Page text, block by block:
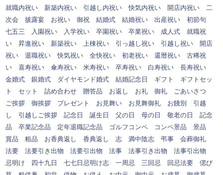
就職内祝い 新築内祝い 引越し内祝い 快気内祝い 開店内祝い 二
次会 披露宴 お祝い 御祝 結婚式 結婚祝い 出産祝い 初節句
七五三 入園祝い 入学祝い 卒園祝い 卒業祝い 成人式 就職祝
い 昇進祝い 新築祝い 上棟祝い 引っ越し祝い 引越し祝い 開店
祝い 退職祝い 快気祝い 全快祝い 初老祝い 還暦祝い 古稀祝
い 喜寿祝い 傘寿祝い 米寿祝い 卒寿祝い 白寿祝い 長寿祝い
金婚式 銀婚式 ダイヤモンド婚式 結婚記念日 ギフト ギフトセッ
ト セット 詰め合わせ 贈答品 お返し お礼 御礼 ごあいさつ
ご挨拶 御挨拶 プレゼント お見舞い お見舞御礼 お餞別 引越
し 引越しご挨拶 記念日 誕生日 父の日 母の日 敬老の日 記念
品 卒業記念品 定年退職記念品 ゴルフコンペ コンペ景品 景品
賞品 粗品 お香典返し 香典返し 志 満中陰志 弔事 会葬御礼
法要 法要引き出物 法要引出物 法事 法事引き出物 法事引出物
忌明け 四十九日 七七日忌明け志 一周忌 三回忌 回忌法要 偲び